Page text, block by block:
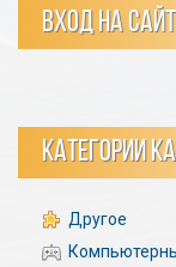
ВХОД НА САЙТ
КАТЕГОРИИ
Другое